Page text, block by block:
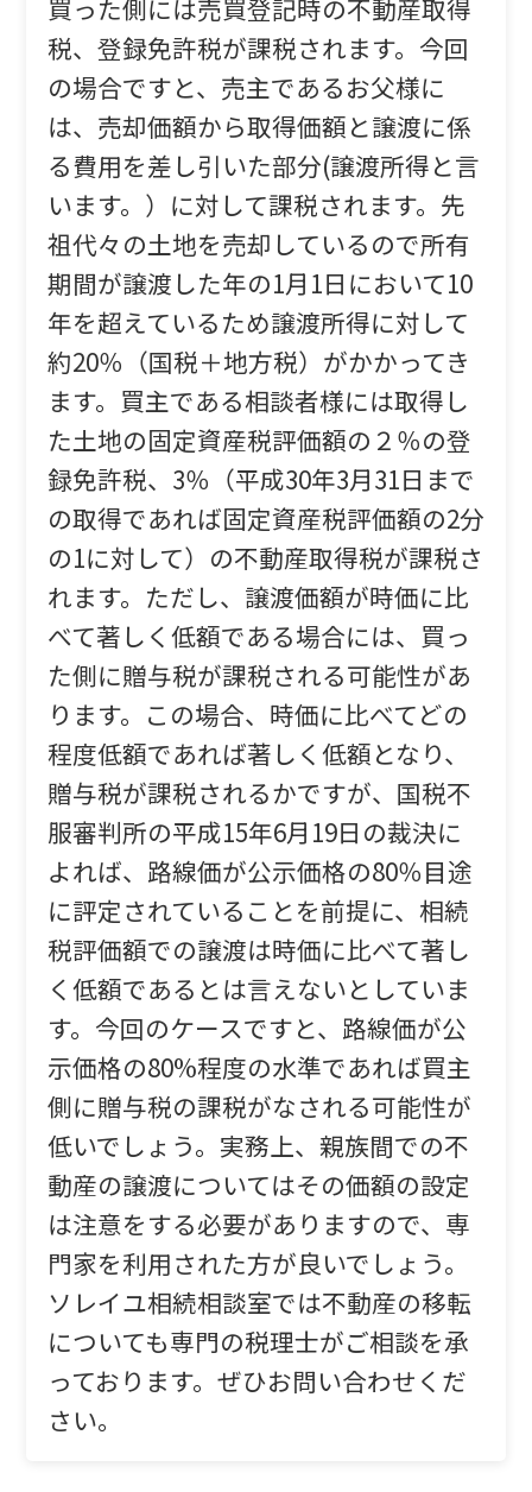
買った側には売買登記時の不動産取得
税、登録免許税が課税されます。今回
の場合ですと、売主であるお父様に
は、売却価額から取得価額と譲渡に係
る費用を差し引いた部分(譲渡所得と言
います。）に対して課税されます。先
祖代々の土地を売却しているので所有
期間が譲渡した年の1月1日において10
年を超えているため譲渡所得に対して
約20％（国税＋地方税）がかかってき
ます。買主である相談者様には取得し
た土地の固定資産税評価額の２％の登
録免許税、3％（平成30年3月31日まで
の取得であれば固定資産税評価額の2分
の1に対して）の不動産取得税が課税さ
れます。ただし、譲渡価額が時価に比
べて著しく低額である場合には、買っ
た側に贈与税が課税される可能性があ
ります。この場合、時価に比べてどの
程度低額であれば著しく低額となり、
贈与税が課税されるかですが、国税不
服審判所の平成15年6月19日の裁決に
よれば、路線価が公示価格の80％目途
に評定されていることを前提に、相続
税評価額での譲渡は時価に比べて著し
く低額であるとは言えないとしていま
す。今回のケースですと、路線価が公
示価格の80%程度の水準であれば買主
側に贈与税の課税がなされる可能性が
低いでしょう。実務上、親族間での不
動産の譲渡についてはその価額の設定
は注意をする必要がありますので、専
門家を利用された方が良いでしょう。
ソレイユ相続相談室では不動産の移転
についても専門の税理士がご相談を承
っております。ぜひお問い合わせくだ
さい。